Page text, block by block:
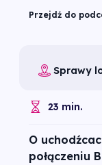
Przejdź do
Sprawy
23 min.
O
połączeniu